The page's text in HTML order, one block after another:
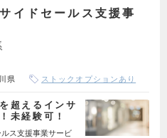
イドセールス支援事
県 ストックオプションあり
超えるインサ
未経験可！
ルス支援事業サービ